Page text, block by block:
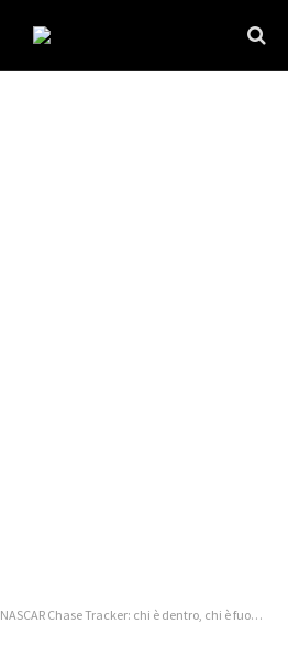
NASCAR Chase Tracker: chi è dentro, chi è fuori, chi è in bolla?